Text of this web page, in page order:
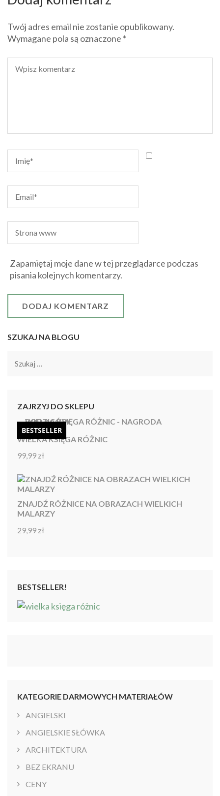
Twój adres email nie zostanie opublikowany.
Wymagane pola są oznaczone *
Zapamiętaj moje dane w tej przeglądarce podczas
pisania kolejnych komentarzy.
SZUKAJ NA BLOGU
Szukaj:
ZAJRZYJ DO SKLEPU
BESTSELLER
WIELKA KSIĘGA RÓŻNIC
Oceniono
99,99 zł
ZNAJDŹ RÓŻNICE NA OBRAZACH WIELKICH
MALARZY
Oceniono
29,99 zł
BESTSELLER!
KATEGORIE DARMOWYCH MATERIAŁÓW
ANGIELSKI
ANGIELSKIE SŁÓWKA
ARCHITEKTURA
BEZ EKRANU
CENY